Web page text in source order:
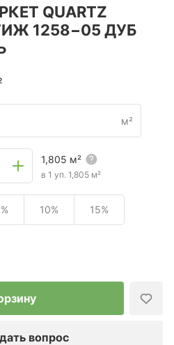
QUARTZ
1258−05 ДУБ
м²
1,805 м²
в 1 уп. 1,805 м²
10% 15%
вопрос